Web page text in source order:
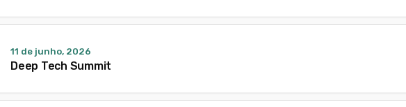
11 de junho, 2026
Deep Tech Summit